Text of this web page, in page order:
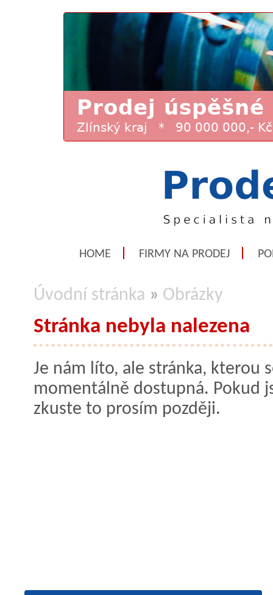
HOME FIRMY NA PRODEJ
Úvodní stránka » Obrázky
Stránka nebyla nalezena
Je nám líto, ale stránka, kterou
momentálně dostupná. Pokud
zkuste to prosím později.